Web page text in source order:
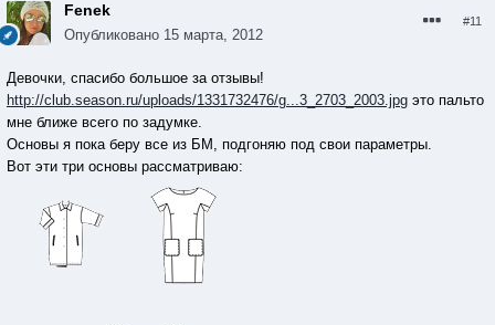
Fenek
Опубликовано 15 марта, 2012
#11
Девочки, спасибо большое за отзывы!
http://club.season.ru/uploads/1331732476/g...3_2703_2003.jpg это пальто
мне ближе всего по задумке.
Основы я пока беру все из БМ, подгоняю под свои параметры.
Вот эти три основы рассматриваю: